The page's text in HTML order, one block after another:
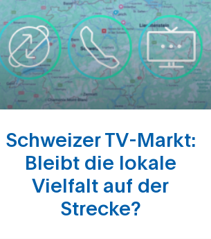
Schweizer TV-Markt:
Bleibt die lokale
Vielfalt auf der
Strecke?